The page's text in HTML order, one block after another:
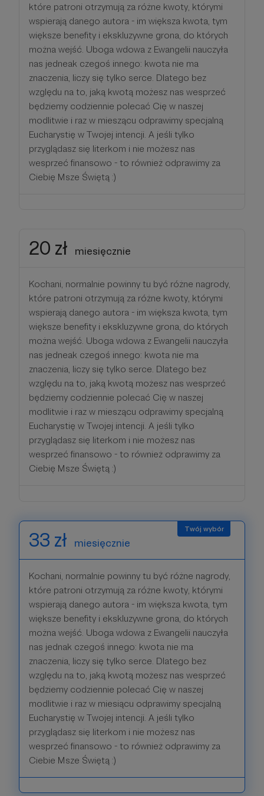
które patroni otrzymują za różne kwoty, którymi
wspierają danego autora - im większa kwota, tym
większe benefity i ekskluzywne grona, do których
można wejść. Uboga wdowa z Ewangelii nauczyła
nas jedneak czegoś innego: kwota nie ma
znaczenia, liczy się tylko serce. Dlatego bez
względu na to, jaką kwotą możesz nas wesprzeć
będziemy codziennie polecać Cię w naszej
modlitwie i raz w mieszącu odprawimy specjalną
Eucharystię w Twojej intencji. A jeśli tylko
przyglądasz się literkom i nie możesz nas
wesprzeć finansowo - to również odprawimy za
Ciebię Msze Świętą :)
20 zł miesięcznie
Kochani, normalnie powinny tu być różne nagrody,
które patroni otrzymują za różne kwoty, którymi
wspierają danego autora - im większa kwota, tym
większe benefity i ekskluzywne grona, do których
można wejść. Uboga wdowa z Ewangelii nauczyła
nas jedneak czegoś innego: kwota nie ma
znaczenia, liczy się tylko serce. Dlatego bez
względu na to, jaką kwotą możesz nas wesprzeć
będziemy codziennie polecać Cię w naszej
modlitwie i raz w mieszącu odprawimy specjalną
Eucharystię w Twojej intencji. A jeśli tylko
przyglądasz się literkom i nie możesz nas
wesprzeć finansowo - to również odprawimy za
Ciebię Msze Świętą :)
33 zł miesięcznie
Kochani, normalnie powinny tu być różne nagrody,
które patroni otrzymują za różne kwoty, którymi
wspierają danego autora - im większa kwota, tym
większe benefity i ekskluzywne grona, do których
można wejść. Uboga wdowa z Ewangelii nauczyła
nas jednak czegoś innego: kwota nie ma
znaczenia, liczy się tylko serce. Dlatego bez
względu na to, jaką kwotą możesz nas wesprzeć
będziemy codziennie polecać Cię w naszej
modlitwie i raz w miesiącu odprawimy specjalną
Eucharystię w Twojej intencji. A jeśli tylko
przyglądasz się literkom i nie możesz nas
wesprzeć finansowo - to również odprawimy za
Ciebie Msze Świętą :)